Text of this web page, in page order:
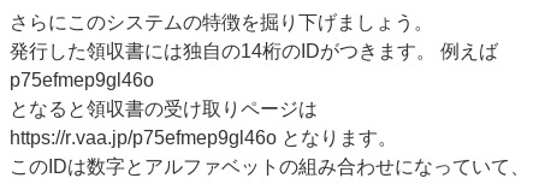
さらにこのシステムの特徴を掘り下げましょう。
発行した領収書には独自の14桁のIDがつきます。 例えば
p75efmep9gl46o
となると領収書の受け取りページは
https://r.vaa.jp/p75efmep9gl46o となります。
このIDは数字とアルファベットの組み合わせになっていて、